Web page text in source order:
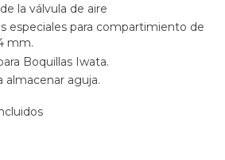
la válvula de aire
especiales para compartimiento de
mm.
Boquillas Iwata.
almacenar aguja.